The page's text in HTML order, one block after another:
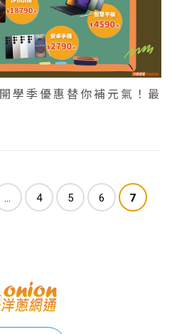
學季優惠替你補元氣！最
4 5 6 7